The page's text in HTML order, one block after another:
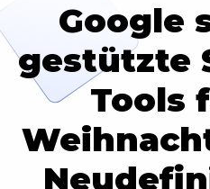
Google
gestützte
Tools